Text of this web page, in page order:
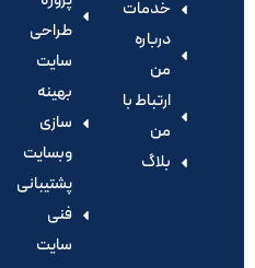
خدمات
درباره
من
ارتباط با
من
بلاگ
طراحی
سایت
بهینه
سازی
وبسایت
پشتیبانی
فنی
سایت